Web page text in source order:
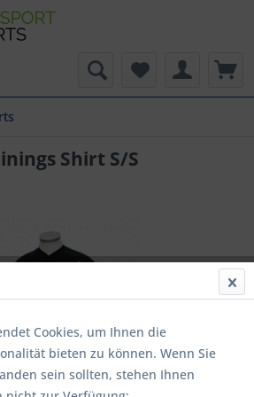
Shirt S/S
Cookies, um Ihnen die
bieten zu können. Wenn Sie
sein sollten, stehen Ihnen